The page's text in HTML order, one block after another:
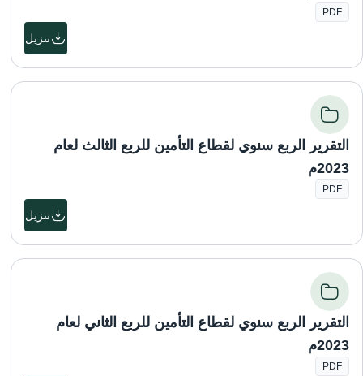
PDF
تنزيل
التقرير الربع سنوي لقطاع التأمين للربع الثالث لعام
2023م
PDF
تنزيل
التقرير الربع سنوي لقطاع التأمين للربع الثاني لعام
2023م
PDF